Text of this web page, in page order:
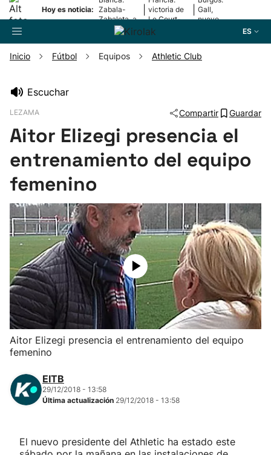
Hoy es noticia: Zabala-
Zabaleta, a
la final
victoria de
Le Court-
Pienaar
Gall,
nuevo
ES
Pelota
Remo
Baloncesto
Ciclismo
Herri-kirolak
Balonmano
Kirolak 360
Atletismo
Inicio Fútbol Equipos Athletic Club
Escuchar
LEZAMA Compartir Guardar
Aitor Elizegi presencia el
entrenamiento del equipo
femenino
Aitor Elizegi presencia el entrenamiento del equipo
femenino
EITB
29/12/2018 - 13:58
Última actualización 29/12/2018 - 13:58
El nuevo presidente del Athletic ha estado este